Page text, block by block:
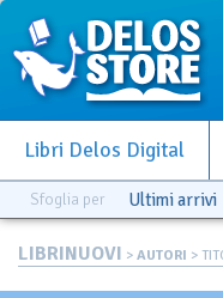
Libri Delos Digital
Sfoglia per Ultimi arrivi
LIBRINUOVI > AUTORI >